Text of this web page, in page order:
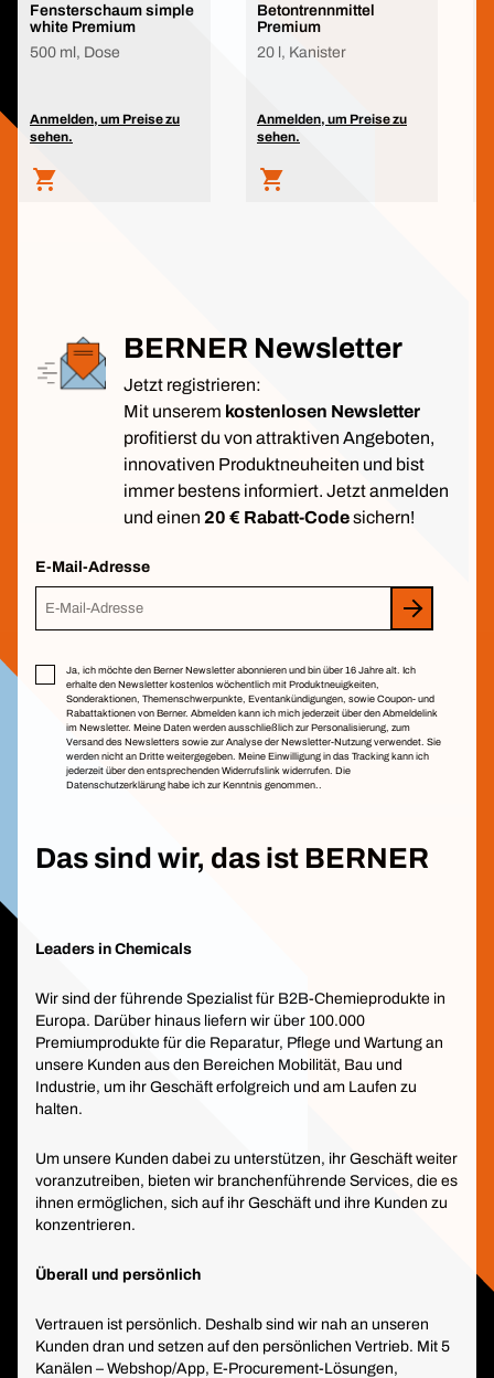
Fensterschaum simple
white Premium
500 ml, Dose
Anmelden, um Preise zu
sehen.
Betontrennmittel
Premium
20 l, Kanister
Anmelden, um Preise zu
sehen.
BERNER Newsletter
Jetzt registrieren:
Mit unserem kostenlosen Newsletter
profitierst du von attraktiven Angeboten,
innovativen Produktneuheiten und bist
immer bestens informiert. Jetzt anmelden
und einen 20 € Rabatt-Codesichern!
E-Mail-Adresse
Ja, ich möchte den Berner Newsletter abonnieren und bin über 16 Jahre alt. Ich
erhalte den Newsletter kostenlos wöchentlich mit Produktneuigkeiten,
Sonderaktionen, Themenschwerpunkte, Eventankündigungen, sowie Coupon- und
Rabattaktionen von Berner. Abmelden kann ich mich jederzeit über den Abmeldelink
im Newsletter. Meine Daten werden ausschließlich zur Personalisierung, zum
Versand des Newsletters sowie zur Analyse der Newsletter-Nutzung verwendet. Sie
werden nicht an Dritte weitergegeben. Meine Einwilligung in das Tracking kann ich
jederzeit über den entsprechenden Widerrufslink widerrufen. Die
Datenschutzerklärung habe ich zur Kenntnis genommen.
Das sind wir, das ist BERNER
Leaders in Chemicals
Wir sind der führende Spezialist für B2B-Chemieprodukte in
Europa. Darüber hinaus liefern wir über 100.000
Premiumprodukte für die Reparatur, Pflege und Wartung an
unsere Kunden aus den Bereichen Mobilität, Bau und
Industrie, um ihr Geschäft erfolgreich und am Laufen zu
halten.
Um unsere Kunden dabei zu unterstützen, ihr Geschäft weiter
voranzutreiben, bieten wir branchenführende Services, die es
ihnen ermöglichen, sich auf ihr Geschäft und ihre Kunden zu
konzentrieren.
Überall und persönlich
Vertrauen ist persönlich. Deshalb sind wir nah an unseren
Kunden dran und setzen auf den persönlichen Vertrieb. Mit 5
Kanälen – Webshop/App, E-Procurement-Lösungen,